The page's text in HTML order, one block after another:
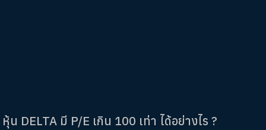
หุ้น DELTA มี P/E เกิน 100 เท่า ได้อย่างไร ?